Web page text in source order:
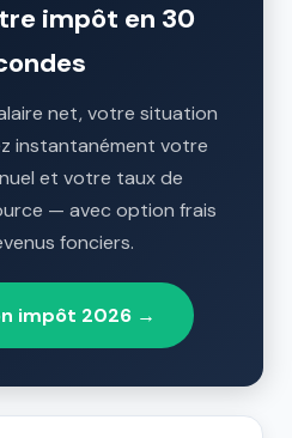
impôt en 30
net, votre situation
instantanément votre
et votre taux de
— avec option frais
fonciers.
impôt 2026 →